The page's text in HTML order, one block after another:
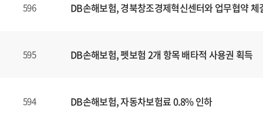
596 DB손해보험, 경북창조경제혁신센터와 업무협약 체
595 DB손해보험, 펫보험 2개 항목 배타적 사용권 획득
594 DB손해보험, 자동차보험료 0.8% 인하